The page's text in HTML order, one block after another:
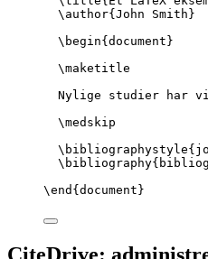
\author{John Smith}
\begin{ document }
\maketitle
Nylige studier har
\medskip
\bibliographystyle
\bibliography
\end { document }